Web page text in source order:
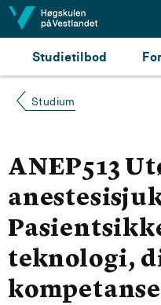
Hopp til innhald
Studietilbod
Studium
ANEP513
teknologi,
kompetanse